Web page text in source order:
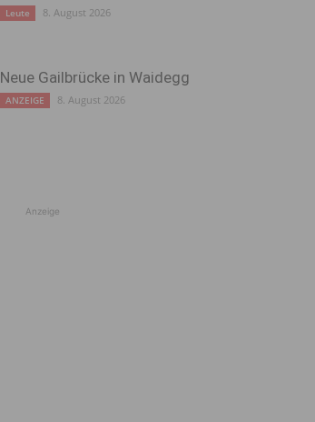
Leute 8. August 2026
Neue Gailbrücke in Waidegg
ANZEIGE 8. August 2026
Anzeige